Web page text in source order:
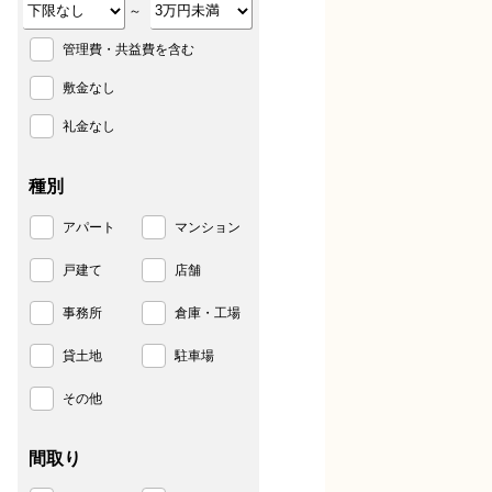
～
管理費・共益費を含む
敷金なし
礼金なし
種別
アパート マンション
戸建て 店舗
事務所 倉庫・工場
貸土地 駐車場
その他
間取り